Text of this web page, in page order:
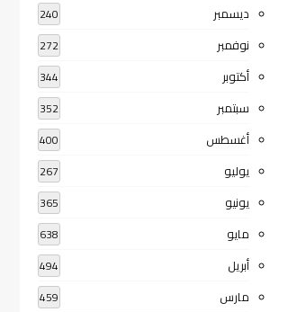
ديسمبر 240
نوفمبر 272
أكتوبر 344
سبتمبر 352
أغسطس 400
يوليو 267
يونيو 365
مايو 638
أبريل 494
مارس 459